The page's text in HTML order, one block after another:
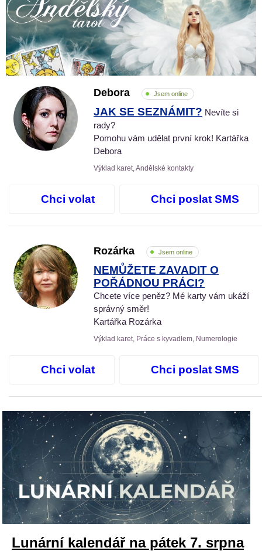
Debora Jsem online
JAK SE SEZNÁMIT? Nevíte si
rady?
Pomohu vám udělat první krok! Kartářka
Debora
Výklad karet, Andělské kontakty
Chci volat Chci poslat SMS
Rozárka Jsem online
NEMŮŽETE ZAVADIT O
POŘÁDNOU PRÁCI?
Chcete více peněz? Mé karty vám ukáží
správný směr!
Kartářka Rozárka
Výklad karet, Práce s kyvadlem, Numerologie
Chci volat Chci poslat SMS
Lunární kalendář na pátek 7. srpna